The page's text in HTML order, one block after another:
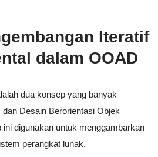
Iteratif
dalam OOAD
dua konsep yang banyak
Desain Berorientasi Objek
digunakan untuk menggambarkan
perangkat lunak.